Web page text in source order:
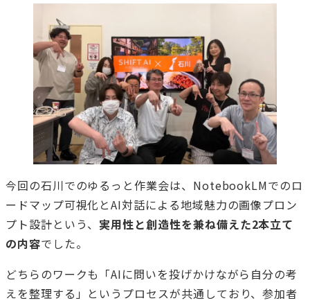
今回の石川でのゆるっと作業会は、NotebookLMでのロ
ードマップ可視化とAI対話による地域魅力の画像プロン
プト設計という、 実用性と創造性を兼ね備えた2本立て
の内容でした。
どちらのワークも「AIに問いを投げかけながら自分の考
えを整理する」というプロセスが共通しており、参加者